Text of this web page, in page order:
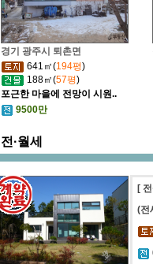
경기 광주시 퇴촌면
641㎡(194평)
188㎡(57평)
포근한 마을에 전망이 시원..
9500만
전·월세
[
(전